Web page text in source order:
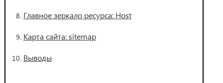
Главное зеркало ресурса: Host
Карта сайта: sitemap
Выводы